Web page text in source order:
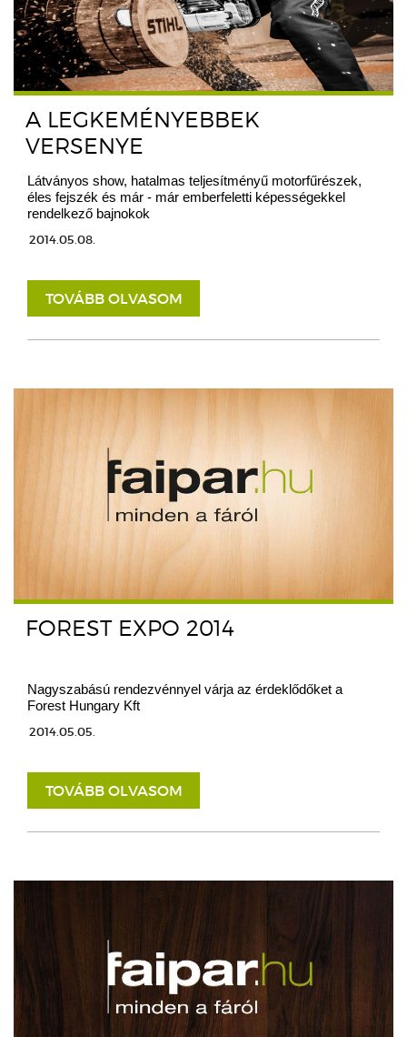
A LEGKEMÉNYEBBEK
VERSENYE
Látványos show, hatalmas teljesítményű motorfűrészek,
éles fejszék és már - már emberfeletti képességekkel
rendelkező bajnokok
2014.05.08.
TOVÁBB OLVASOM
FOREST EXPO 2014
Nagyszabású rendezvénnyel várja az érdeklődőket a
Forest Hungary Kft
2014.05.05.
TOVÁBB OLVASOM